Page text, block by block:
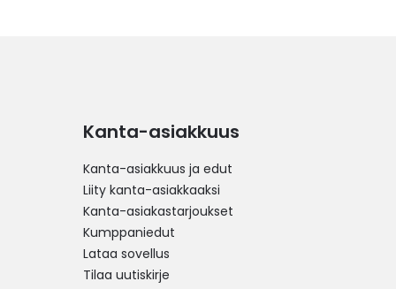
Kanta-asiakkuus
Kanta-asiakkuus ja edut
Liity kanta-asiakkaaksi
Kanta-asiakastarjoukset
Kumppaniedut
Lataa sovellus
Tilaa uutiskirje